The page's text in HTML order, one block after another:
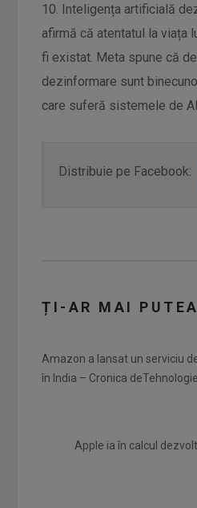
10. Inteligența artificială
afirmă că atentatul la viața
fi existat. Meta spune că
dezinformare sunt
care suferă sistemele de
Distribuie pe Facebook:
ȚI-AR MAI
Amazon a lansat un serviciu
în India – Cronica deTehnologie
Apple ia în calcul